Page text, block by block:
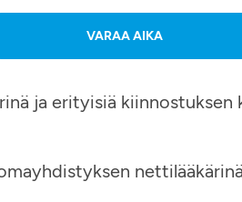
VARAA AIKA
ja erityisiä